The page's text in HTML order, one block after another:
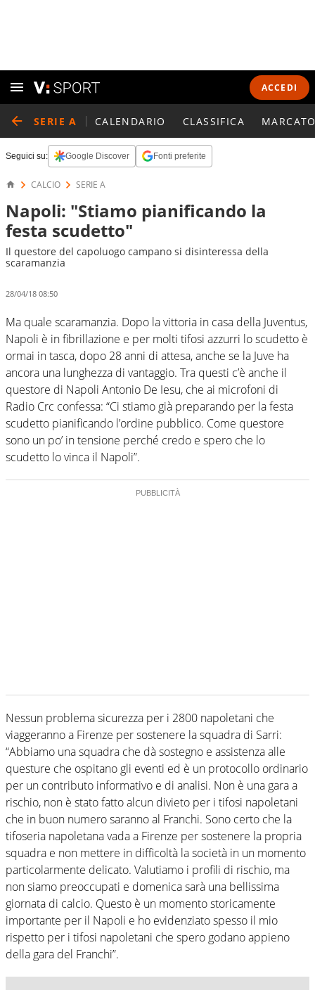
ACCEDI
SERIE A CALENDARIO CLASSIFICA
Seguici su: Google Discover Fonti preferite
CALCIO SERIE A
Napoli: "Stiamo pianificando la
festa scudetto"
Il questore del capoluogo campano si disinteressa della
scaramanzia
28/04/18 08:50
Ma quale scaramanzia. Dopo la vittoria in casa della Juventus,
Napoli è in fibrillazione e per molti tifosi azzurri lo scudetto è
ormai in tasca, dopo 28 anni di attesa, anche se la Juve ha
ancora una lunghezza di vantaggio. Tra questi c’è anche il
questore di Napoli Antonio De Iesu, che ai microfoni di
Radio Crc confessa: “Ci stiamo già preparando per la festa
scudetto pianificando l’ordine pubblico. Come questore
sono un po’ in tensione perché credo e spero che lo
scudetto lo vinca il Napoli”.
Nessun problema sicurezza per i 2800 napoletani che
viaggeranno a Firenze per sostenere la squadra di Sarri:
“Abbiamo una squadra che dà sostegno e assistenza alle
questure che ospitano gli eventi ed è un protocollo ordinario
per un contributo informativo e di analisi. Non è una gara a
rischio, non è stato fatto alcun divieto per i tifosi napoletani
che in buon numero saranno al Franchi. Sono certo che la
tifoseria napoletana vada a Firenze per sostenere la propria
squadra e non mettere in difficoltà la società in un momento
particolarmente delicato. Valutiamo i profili di rischio, ma
non siamo preoccupati e domenica sarà una bellissima
giornata di calcio. Questo è un momento storicamente
importante per il Napoli e ho evidenziato spesso il mio
rispetto per i tifosi napoletani che spero godano appieno
della gara del Franchi”.